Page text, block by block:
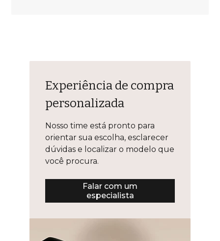
Experiência de compra
personalizada
Nosso time está pronto para
orientar sua escolha, esclarecer
dúvidas e localizar o modelo que
você procura.
Falar com um
especialista